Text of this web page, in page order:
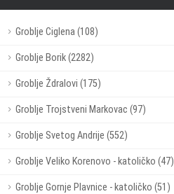
Groblje Ciglena (108)
Groblje Borik (2282)
Groblje Ždralovi (175)
Groblje Trojstveni Markovac (97)
Groblje Svetog Andrije (552)
Groblje Veliko Korenovo - katoličko (47)
Groblje Gornje Plavnice - katoličko (51)